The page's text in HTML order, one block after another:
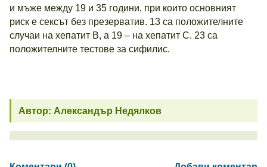
и мъже между 19 и 35 години, при които основният
риск е сексът без презерватив. 13 са положителните
случаи на хепатит В, а 19 – на хепатит С. 23 са
положителните тестове за сифилис.
Автор: Александър Недялков